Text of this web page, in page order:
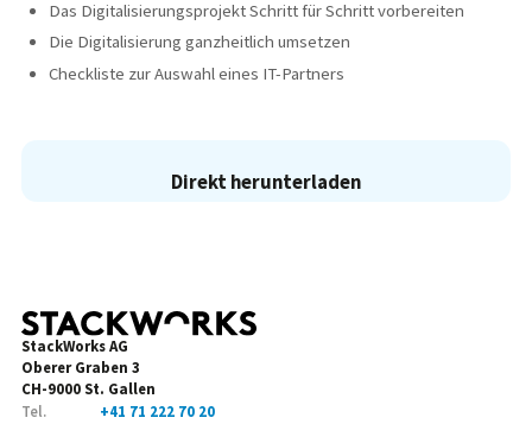
Das Digitalisierungsprojekt Schritt für Schritt vorbereiten
Die Digitalisierung ganzheitlich umsetzen
Checkliste zur Auswahl eines IT-Partners
Direkt herunterladen
StackWorks AG
Oberer Graben 3
CH-9000 St. Gallen
Tel.
+41 71 222 70 20